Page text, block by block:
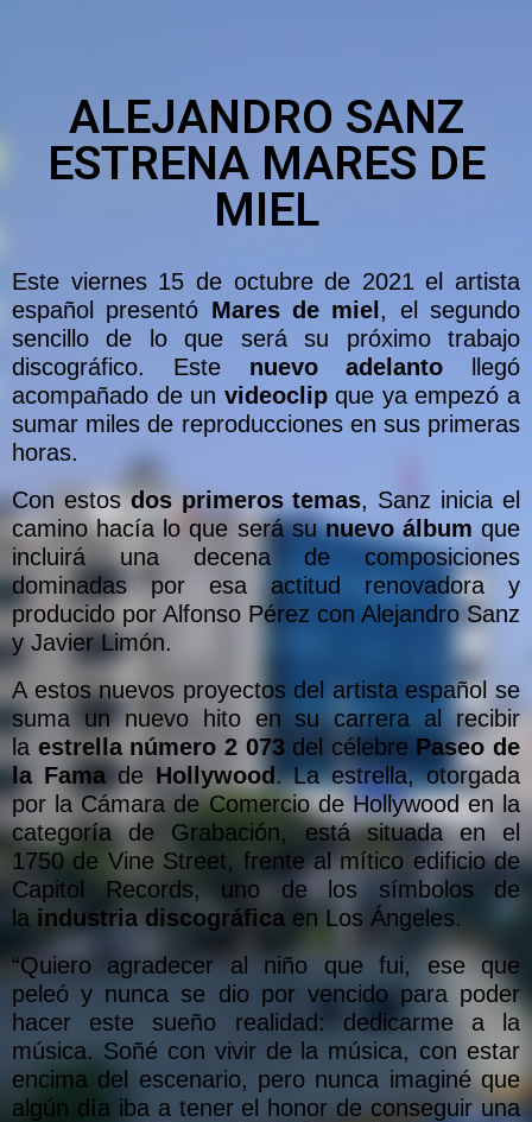
ALEJANDRO SANZ
ESTRENA MARES DE
MIEL
Este viernes 15 de octubre de 2021 el artista
español presentó Mares de miel , el segundo
sencillo de lo que será su próximo trabajo
discográfico. Este nuevo adelanto
llegó
acompañado de un videoclipque ya empezó a
sumar miles de reproducciones en sus primeras
horas.
Con estosdos primeros temas, Sanz inicia el
camino hacía lo que será sunuevo álbum que
incluirá una decena de composiciones
dominadas por esa actitud renovadora y
producido por Alfonso Pérez con Alejandro Sanz
y Javier Limón.
A estos nuevos proyectos del artista español se
suma un nuevo hito en su carrera al recibir
la estrella número 2 073 del célebre Paseo de
la Fama de Hollywood. La estrella, otorgada
por la Cámara de Comercio de Hollywood en la
categoría de Grabación, está situada en el
1750 de Vine Street, frente al mítico edificio de
Capitol Records, uno de los símbolos de
la industria discográfica en Los Ángeles.
“Quiero agradecer al niño que fui, ese que
peleó y nunca se dio por vencido para poder
hacer este sueño realidad: dedicarme a la
música. Soñé con vivir de la música, con estar
encima del escenario, pero nunca imaginé que
algún día iba a tener el honor de conseguir una